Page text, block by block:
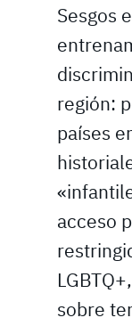
Sesgos
región:
países
acceso
sobre